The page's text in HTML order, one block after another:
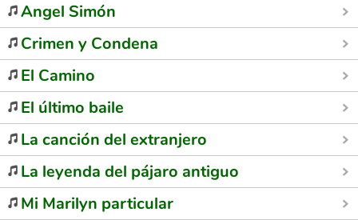
Angel Simón
Crimen y Condena
El Camino
El último baile
La canción del extranjero
La leyenda del pájaro antiguo
Mi Marilyn particular